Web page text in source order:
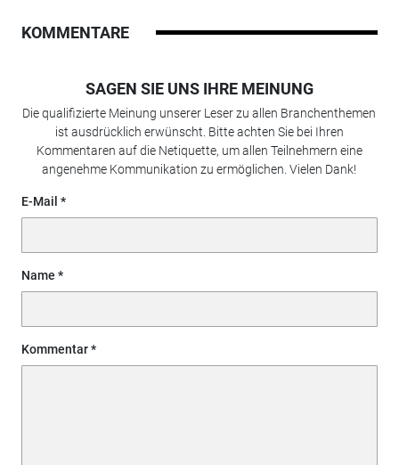
KOMMENTARE
SAGEN SIE UNS IHRE MEINUNG
Die qualifizierte Meinung unserer Leser zu allen Branchenthemen
ist ausdrücklich erwünscht. Bitte achten Sie bei Ihren
Kommentaren auf die Netiquette, um allen Teilnehmern eine
angenehme Kommunikation zu ermöglichen. Vielen Dank!
E-Mail
Name
Kommentar